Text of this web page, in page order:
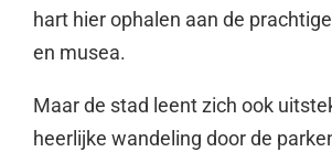
hart hier ophalen aan de
en musea.
Maar de stad leent zich ook
heerlijke wandeling door de